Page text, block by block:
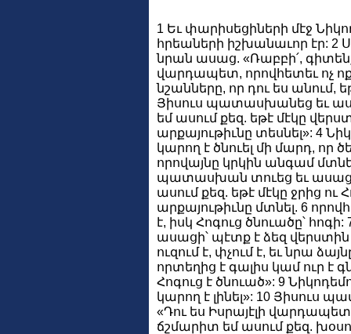
1 Եւ փարիսեցիների մէջ
հրեաների իշխանաւոր էր: 2
նրան ասաց. «Ռաբբի՛,
վարդապետ, որովհետեւ ոչ
նշանները, որ դու ես անում,
Յիսուս պատասխանեց եւ
եմ ասում քեզ. եթէ մէկը
արքայութիւնը տեսնել»: 4
կարող է ծնուել մի մարդ, որ
որովայնը կրկին անգամ մտնել
պատասխան տուեց եւ
ասում քեզ. եթէ մէկը ջրից ու
արքայութիւնը մտնել. 6
է, իսկ Հոգուց ծնուածը՝
ասացի՝ պէտք է ձեզ վերստին
ուզում է, փչում է, եւ նրա
որտեղից է գալիս կամ ուր է
Հոգուց է ծնուած»: 9
կարող է լինել»: 10
«Դու ես Իսրայէլի
ճշմարիտ եմ ասում քեզ.